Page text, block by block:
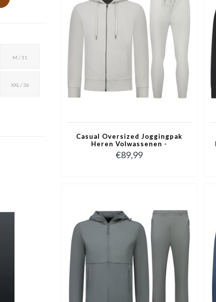
M / 31
XXL / 36
Casual Oversized Joggingpak
Heren Volwassenen -
Trainingspak Heren - Nette
Tweedelige Set - 5853 - Wit
€89,99